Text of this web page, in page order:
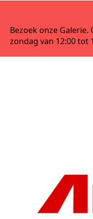
Bezoek onze
zondag van 12:00 tot